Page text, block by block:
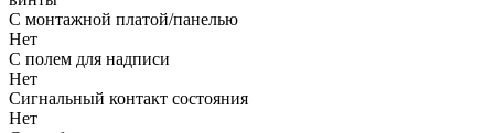
С монтажной платой/панелью
Нет
С полем для надписи
Нет
Сигнальный контакт состояния
Нет